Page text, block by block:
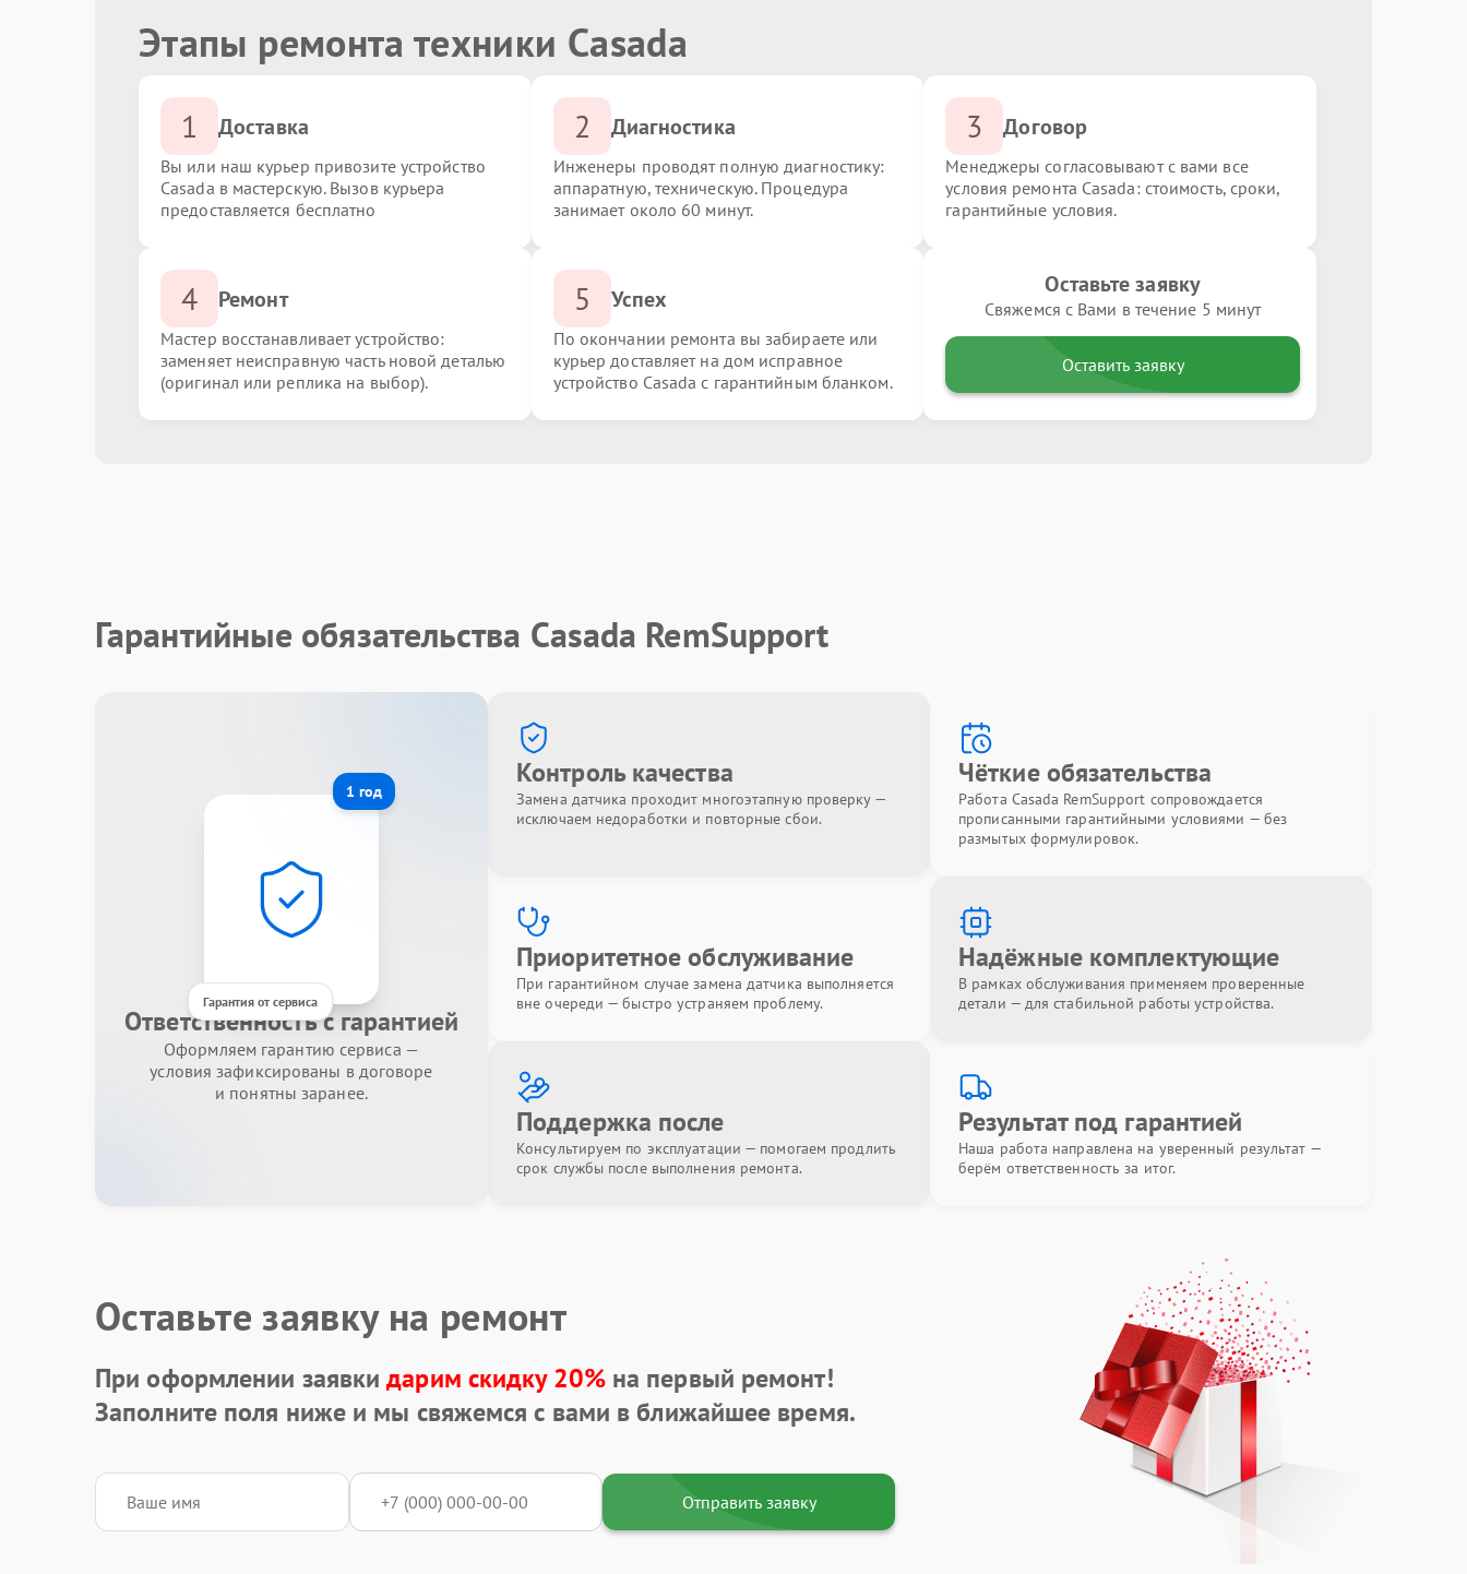
Этапы ремонта техники Casada
1 Доставка
Вы или наш курьер привозите устройство
Casada в мастерскую. Вызов курьера
предоставляется бесплатно
2 Диагностика
Инженеры проводят полную диагностику:
аппаратную, техническую. Процедура
занимает около 60 минут.
3 Договор
Менеджеры согласовывают с вами все
условия ремонта Casada: стоимость, сроки,
гарантийные условия.
4 Ремонт
Мастер восстанавливает устройство:
заменяет неисправную часть новой деталью
(оригинал или реплика на выбор).
5 Успех
По окончании ремонта вы забираете или
курьер доставляет на дом исправное
устройство Casada с гарантийным бланком.
Оставьте заявку
Свяжемся с Вами в течение 5 минут
Оставить заявку
Гарантийные обязательства Casada RemSupport
1 год
Гарантия от сервиса
Ответственность с гарантией
Оформляем гарантию сервиса —
условия зафиксированы в договоре
и понятны заранее.
Контроль качества
Замена датчика проходит многоэтапную проверку —
исключаем недоработки и повторные сбои.
Чёткие обязательства
Работа Casada RemSupport сопровождается
прописанными гарантийными условиями — без
размытых формулировок.
Приоритетное обслуживание
При гарантийном случае замена датчика выполняется
вне очереди — быстро устраняем проблему.
Надёжные комплектующие
В рамках обслуживания применяем проверенные
детали — для стабильной работы устройства.
Поддержка после
Консультируем по эксплуатации — помогаем продлить
срок службы после выполнения ремонта.
Результат под гарантией
Наша работа направлена на уверенный результат —
берём ответственность за итог.
Оставьте заявку на ремонт
При оформлении заявкидарим скидку 20%на первый ремонт!
Заполните поля ниже и мы свяжемся с вами в ближайшее время.
Отправить заявку